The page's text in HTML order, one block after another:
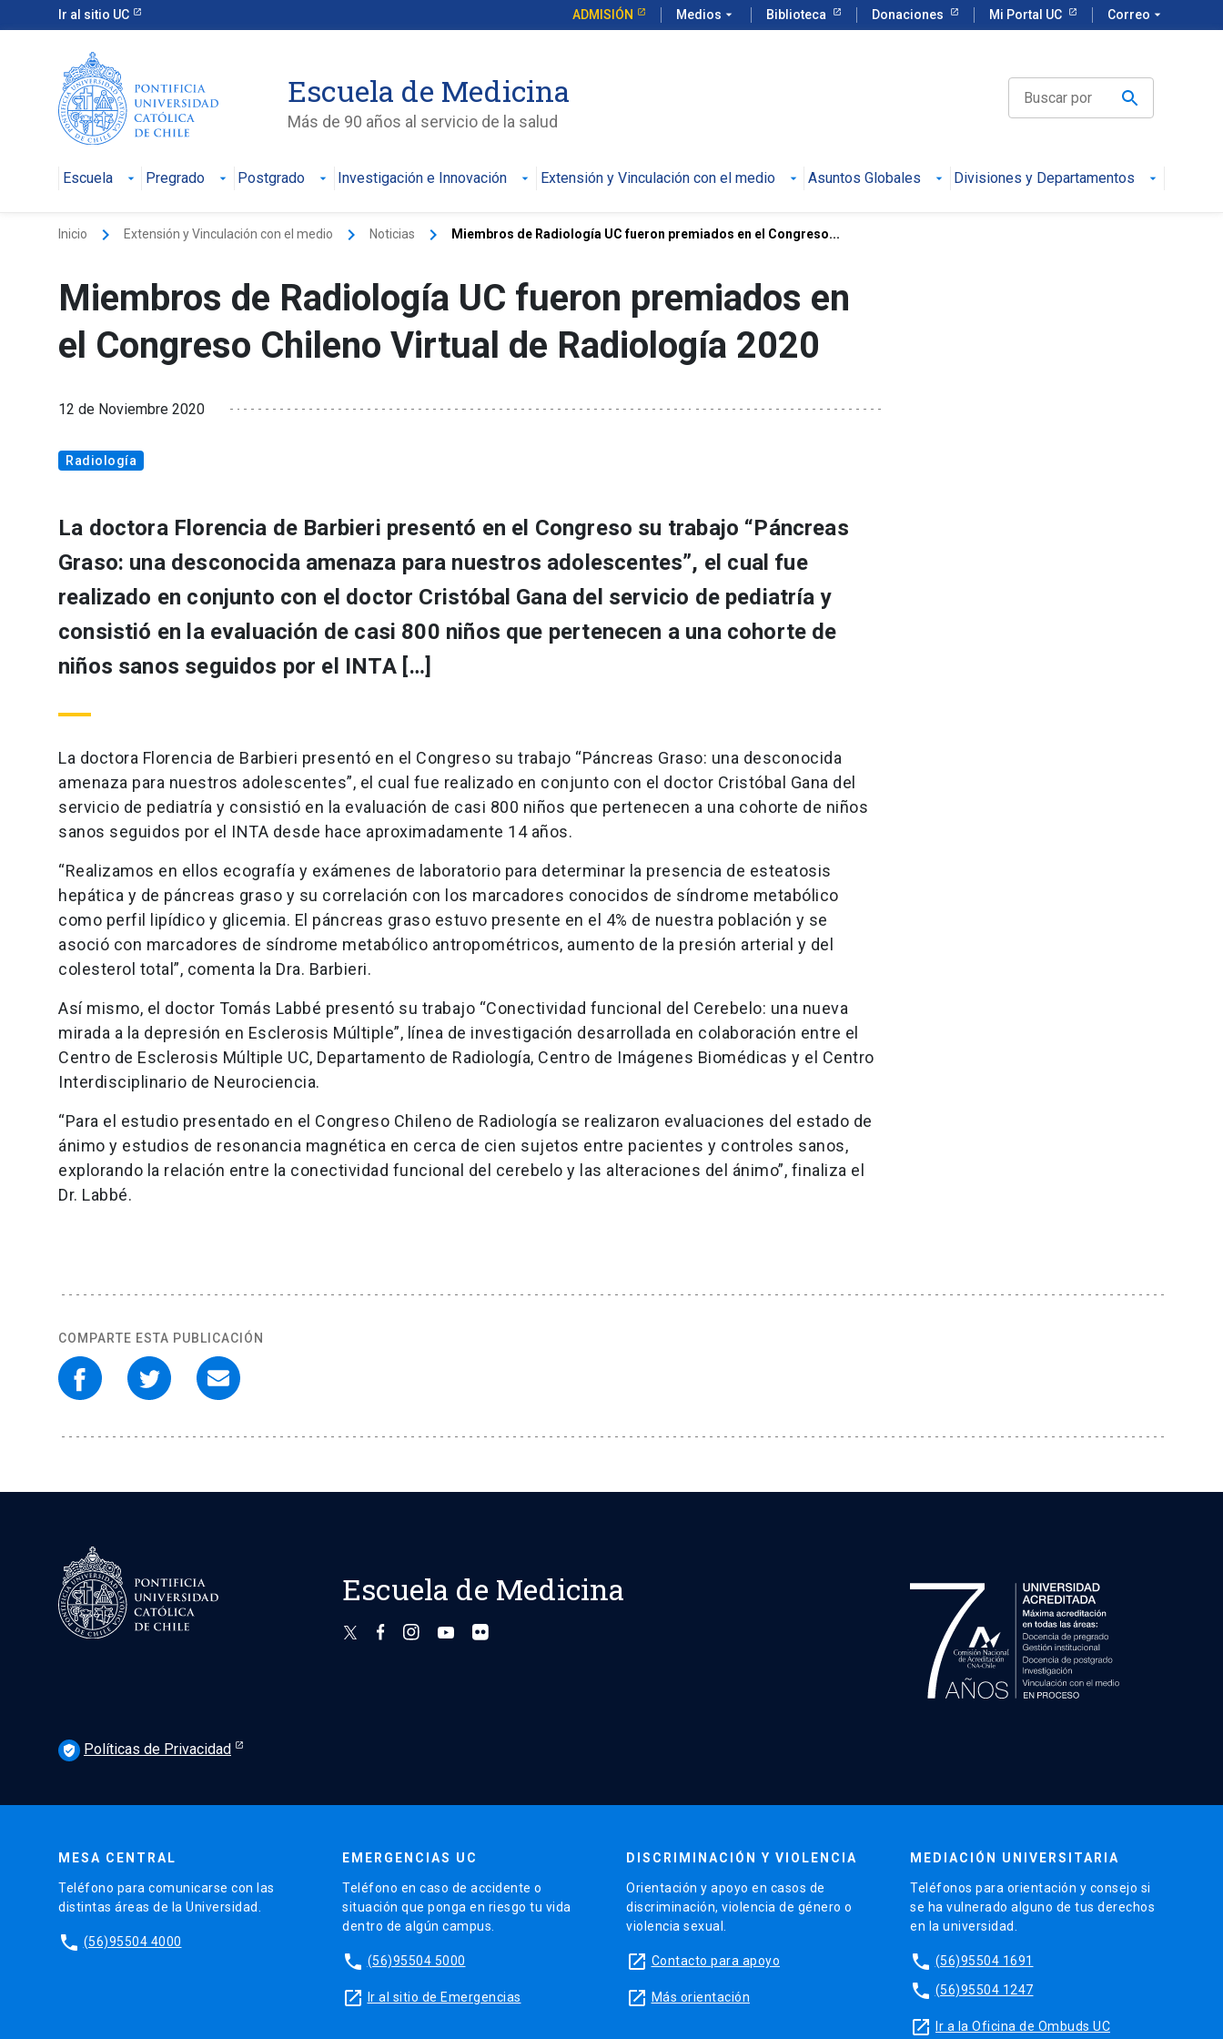
Ir al sitio UC ADMISIÓN Medios arrow_drop_down Biblioteca Donaciones Mi Portal UC Correo arrow_drop_down
Escuela de Medicina
Más de 90 años al servicio de la salud
Escuela Pregrado Postgrado Investigación e Innovación Extensión y Vinculación con el medio Asuntos Globales Divisiones y Departamentos
Inicio keyboard_arrow_right Extensión y Vinculación con el medio keyboard_arrow_right Noticias keyboard_arrow_right Miembros de Radiología UC fueron premiados en el Congreso...
Miembros de Radiología UC fueron premiados en
el Congreso Chileno Virtual de Radiología 2020
12 de Noviembre 2020
Radiología
La doctora Florencia de Barbieri presentó en el Congreso su trabajo “Páncreas
Graso: una desconocida amenaza para nuestros adolescentes”, el cual fue
realizado en conjunto con el doctor Cristóbal Gana del servicio de pediatría y
consistió en la evaluación de casi 800 niños que pertenecen a una cohorte de
niños sanos seguidos por el INTA […]
La doctora Florencia de Barbieri presentó en el Congreso su trabajo “Páncreas Graso: una desconocida
amenaza para nuestros adolescentes”, el cual fue realizado en conjunto con el doctor Cristóbal Gana del
servicio de pediatría y consistió en la evaluación de casi 800 niños que pertenecen a una cohorte de niños
sanos seguidos por el INTA desde hace aproximadamente 14 años.
“Realizamos en ellos ecografía y exámenes de laboratorio para determinar la presencia de esteatosis
hepática y de páncreas graso y su correlación con los marcadores conocidos de síndrome metabólico
como perfil lipídico y glicemia. El páncreas graso estuvo presente en el 4% de nuestra población y se
asoció con marcadores de síndrome metabólico antropométricos, aumento de la presión arterial y del
colesterol total”, comenta la Dra. Barbieri.
Así mismo, el doctor Tomás Labbé presentó su trabajo “Conectividad funcional del Cerebelo: una nueva
mirada a la depresión en Esclerosis Múltiple”, línea de investigación desarrollada en colaboración entre el
Centro de Esclerosis Múltiple UC, Departamento de Radiología, Centro de Imágenes Biomédicas y el Centro
Interdisciplinario de Neurociencia.
“Para el estudio presentado en el Congreso Chileno de Radiología se realizaron evaluaciones del estado de
ánimo y estudios de resonancia magnética en cerca de cien sujetos entre pacientes y controles sanos,
explorando la relación entre la conectividad funcional del cerebelo y las alteraciones del ánimo”, finaliza el
Dr. Labbé.
COMPARTE ESTA PUBLICACIÓN
Escuela de Medicina
verified_user Políticas de Privacidad
MESA CENTRAL
Teléfono para comunicarse con las
distintas áreas de la Universidad.
phone (56)95504 4000
EMERGENCIAS UC
Teléfono en caso de accidente o
situación que ponga en riesgo tu vida
dentro de algún campus.
phone (56)95504 5000
launch Ir al sitio de Emergencias
DISCRIMINACIÓN Y VIOLENCIA
Orientación y apoyo en casos de
discriminación, violencia de género o
violencia sexual.
launch Contacto para apoyo
launch Más orientación
MEDIACIÓN UNIVERSITARIA
Teléfonos para orientación y consejo si
se ha vulnerado alguno de tus derechos
en la universidad.
phone (56)95504 1691
phone (56)95504 1247
launch Ir a la Oficina de Ombuds UC